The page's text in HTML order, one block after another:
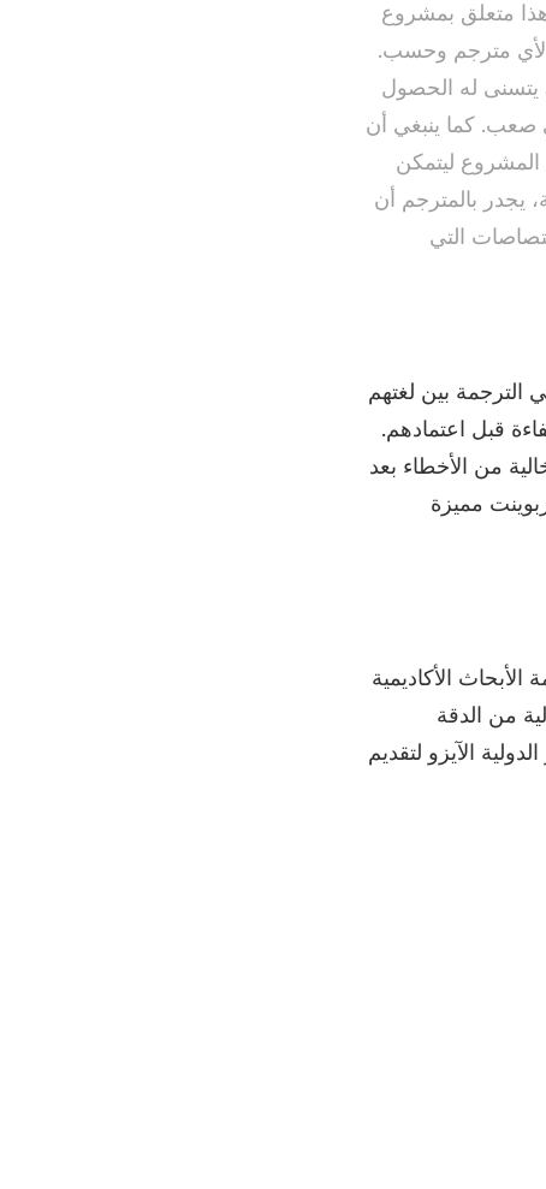
متعلق بمشروع
لأي مترجم وحسب.
له الحصول
صعب. كما ينبغي أن
ليتمكن
يجدر بالمترجم أن
التي
بين لغتهم
قبل اعتمادهم.
من الأخطاء بعد
مميزة
الأكاديمية
من الدقة
منظمة المعايير الدولية الآيزو لتقديم